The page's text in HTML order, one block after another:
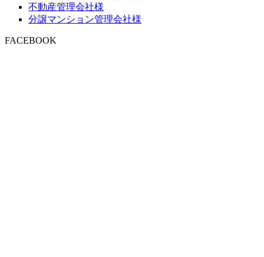
不動産管理会社様
分譲マンション管理会社様
FACEBOOK